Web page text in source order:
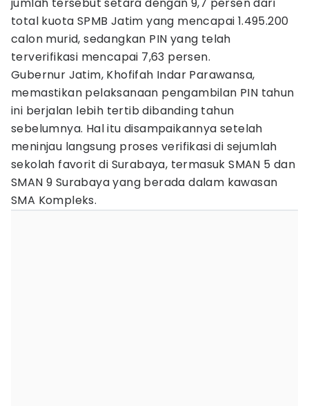
total kuota SPMB Jatim yang mencapai 1.495.200
calon murid, sedangkan PIN yang telah
terverifikasi mencapai 7,63 persen.
Gubernur Jatim, Khofifah Indar Parawansa,
memastikan pelaksanaan pengambilan PIN tahun
ini berjalan lebih tertib dibanding tahun
sebelumnya. Hal itu disampaikannya setelah
meninjau langsung proses verifikasi di sejumlah
sekolah favorit di Surabaya, termasuk SMAN 5 dan
SMAN 9 Surabaya yang berada dalam kawasan
SMA Kompleks.